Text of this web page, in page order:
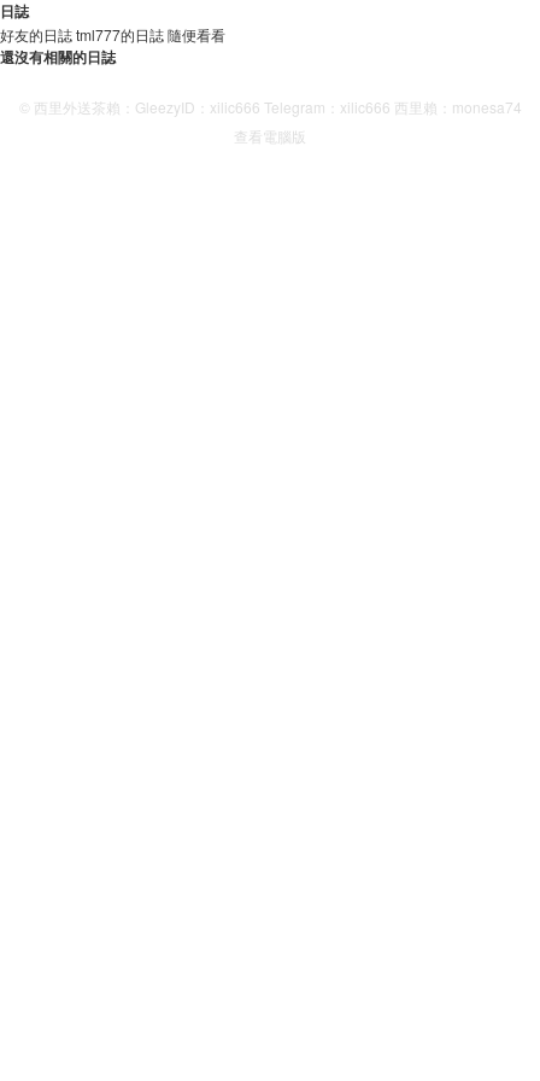
日誌
好友的日誌tml777的日誌隨便看看
還沒有相關的日誌
© 西里外送茶賴：GleezyID：xilic666 Telegram：xilic666 西里賴：monesa74
查看電腦版